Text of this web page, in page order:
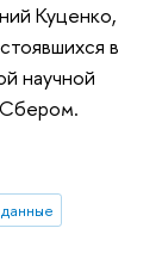
Куценко,
в
научной